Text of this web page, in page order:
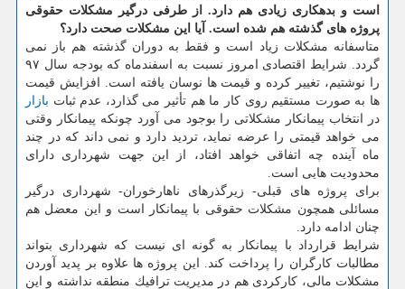
است و بدهكاری زیادی هم دارد. از طرفی درگیر مشكلات حقوقی
پروژه های گذشته هم شده است. آیا این مشكلات صحت دارد؟
متاسفانه مشكلات زیاد است و فقط به دوران گذشته هم باز نمی
گردد. شرایط اقتصادی امروز نسبت به اسفندماه كه بودجه سال ۹۷
را نوشتیم، تغییر كرده و قیمت ها نوسان یافته است. افزایش قیمت
ها به صورت مستقیم روی كار ما هم تأثیر می گذارد، عدم ثبات بازار
در انتخاب پیمانكار مشكلاتی را بوجود می آورد چونكه پیمانكار وقتی
می خواهد قیمتی را عرضه نماید، تردید دارد و نمی داند كه در چند
ماه آینده چه اتفاقی خواهد افتاد، از این جهت شهرداری دارای
محدودیت هایی است.
برای پروژه های قبلی- زیرگذرهای ناهارخوران- شهرداری درگیر
مسائلی همچون مشكلات حقوقی با پیمانكار است و این معضل هم
چنان ادامه دارد.
شرایط قرارداد با پیمانكار به گونه ای نیست كه شهرداری بتواند
مطالبات كارگران را پرداخت كند. این پروژه ها علاوه بر پدید آوردن
مشكلات مالی، كاركردی هم در مدیریت ترافیك منطقه نداشته و این